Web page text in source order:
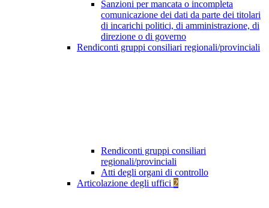
Sanzioni per mancata o incompleta
comunicazione dei dati da parte dei titolari
di incarichi politici, di amministrazione, di
direzione o di governo
Rendiconti gruppi consiliari regionali/provinciali
Rendiconti gruppi consiliari
regionali/provinciali
Atti degli organi di controllo
Articolazione degli uffici 2